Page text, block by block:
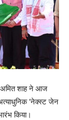
अमित शाह ने आज
‘नेक्स्ट जेन
किया।